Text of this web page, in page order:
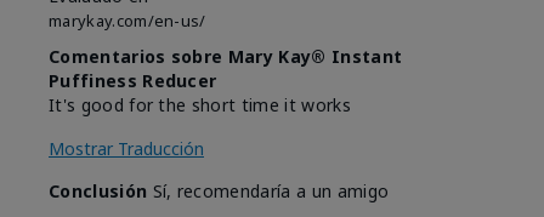
marykay.com/en-us/
Comentarios sobre Mary Kay® Instant
Puffiness Reducer
It's good for the short time it works
Mostrar Traducción
Conclusión Sí, recomendaría a un amigo